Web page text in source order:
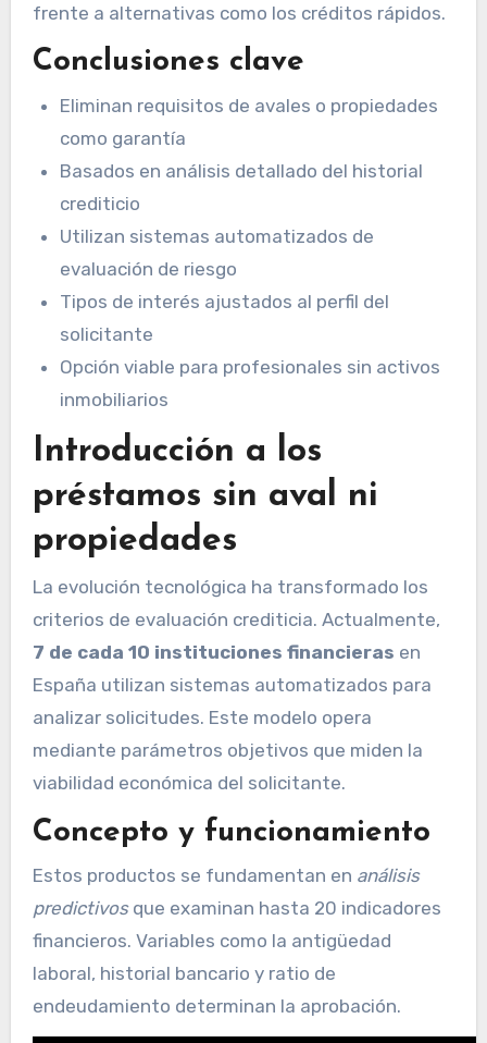
frente a alternativas como los créditos rápidos.
Conclusiones clave
Eliminan requisitos de avales o propiedades
como garantía
Basados en análisis detallado del historial
crediticio
Utilizan sistemas automatizados de
evaluación de riesgo
Tipos de interés ajustados al perfil del
solicitante
Opción viable para profesionales sin activos
inmobiliarios
Introducción a los
préstamos sin aval ni
propiedades
La evolución tecnológica ha transformado los
criterios de evaluación crediticia. Actualmente,
7 de cada 10 instituciones financieras en
España utilizan sistemas automatizados para
analizar solicitudes. Este modelo opera
mediante parámetros objetivos que miden la
viabilidad económica del solicitante.
Concepto y funcionamiento
Estos productos se fundamentan en análisis
predictivosque examinan hasta 20 indicadores
financieros. Variables como la antigüedad
laboral, historial bancario y ratio de
endeudamiento determinan la aprobación.